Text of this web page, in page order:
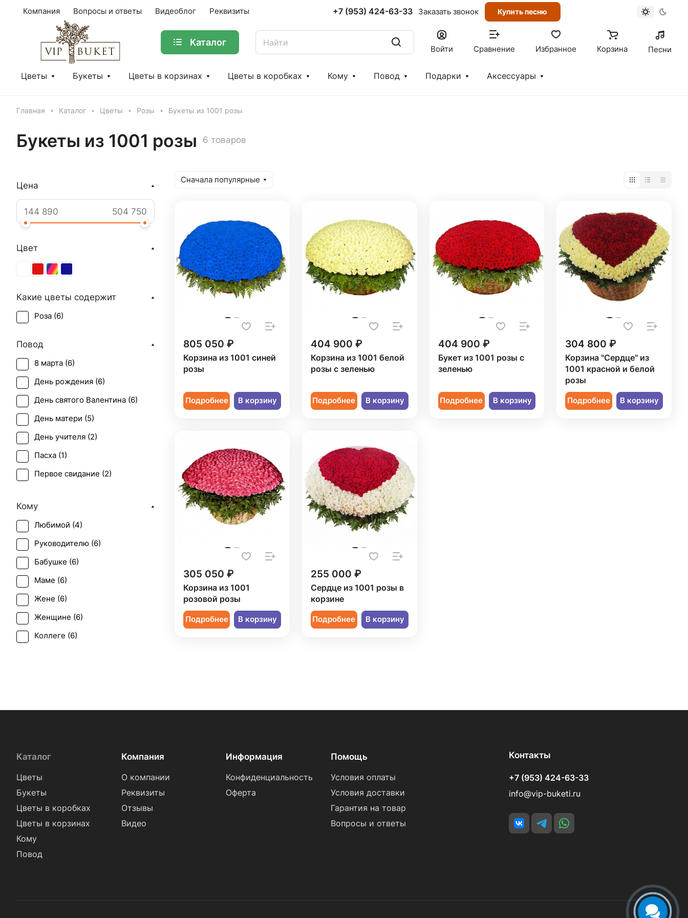
Компания Вопросы и ответы Видеоблог Реквизиты +7 (953) 424-63-33 Заказать звонок Купить песню
Каталог
Войти Сравнение Избранное Корзина Песни
Цветы Букеты Цветы в корзинах Цветы в коробках Кому Повод Подарки Аксессуары
Главная Каталог Цветы Розы Букеты из 1001 розы
Букеты из 1001 розы 6 товаров
Сначала популярные
805 050 ₽
Корзина из 1001 синей
розы
Подробнее В корзину
404 900 ₽
Корзина из 1001 белой
розы с зеленью
Подробнее В корзину
404 900 ₽
Букет из 1001 розы с
зеленью
Подробнее В корзину
304 800 ₽
Корзина "Сердце" из
1001 красной и белой
розы
Подробнее В корзину
305 050 ₽
Корзина из 1001
розовой розы
Подробнее В корзину
255 000 ₽
Сердце из 1001 розы в
корзине
Подробнее В корзину
Цена
Цвет
Какие цветы содержит
Роза (6)
Повод
8 марта (6)
День рождения (6)
День святого Валентина (6)
День матери (5)
День учителя (2)
Пасха (1)
Первое свидание (2)
Татьянин день (
Юбилей ( 6)
Кому
Любимой (4)
Руководителю (6)
Бабушке (6)
Маме (6)
Жене (6)
Женщине (6)
Коллеге (6)
Каталог
Цветы
Букеты
Цветы в коробках
Цветы в корзинах
Кому
Повод
Компания
О компании
Реквизиты
Отзывы
Видео
Информация
Конфиденциальность
Оферта
Помощь
Условия оплаты
Условия доставки
Гарантия на товар
Вопросы и ответы
Контакты
+7 (953) 424-63-33
info@vip-buketi.ru